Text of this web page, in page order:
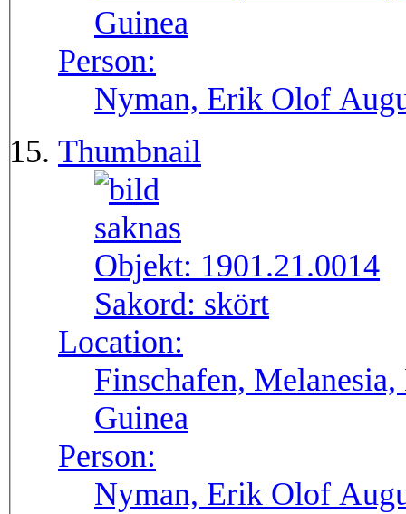
Guinea
Person:
Nyman, Erik Olof
Thumbnail
Objekt: 1901.21.0014
Sakord: skört
Location:
Finschafen,
Guinea
Person:
Nyman, Erik Olof